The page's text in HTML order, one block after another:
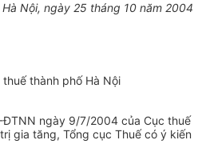
Hà Nội, ngày 25 tháng 10 năm 2004
thành phố Hà Nội
ngày 9/7/2004 của Cục thuế
gia tăng, Tổng cục Thuế có ý kiến